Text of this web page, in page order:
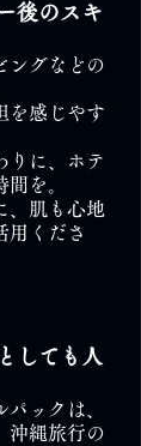
後のスキ
ングなどの
を感じやす
りに、ホテ
を。
、肌も心地
用くださ
しても人
ックは、
沖縄旅行の